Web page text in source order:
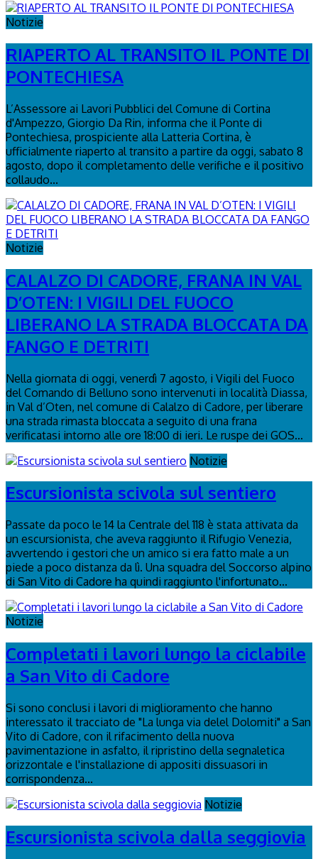
Notizie
RIAPERTO AL TRANSITO IL PONTE DI
PONTECHIESA
L’Assessore ai Lavori Pubblici del Comune di Cortina
d'Ampezzo, Giorgio Da Rin, informa che il Ponte di
Pontechiesa, prospiciente alla Latteria Cortina, è
ufficialmente riaperto al transito a partire da oggi, sabato 8
agosto, dopo il completamento delle verifiche e il positivo
collaudo...
Notizie
CALALZO DI CADORE, FRANA IN VAL
D’OTEN: I VIGILI DEL FUOCO
LIBERANO LA STRADA BLOCCATA DA
FANGO E DETRITI
Nella giornata di oggi, venerdì 7 agosto, i Vigili del Fuoco
del Comando di Belluno sono intervenuti in località Diassa,
in Val d’Oten, nel comune di Calalzo di Cadore, per liberare
una strada rimasta bloccata a seguito di una frana
verificatasi intorno alle ore 18:00 di ieri. Le ruspe dei GOS...
Notizie
Escursionista scivola sul sentiero
Passate da poco le 14 la Centrale del 118 è stata attivata da
un escursionista, che aveva raggiunto il Rifugio Venezia,
avvertendo i gestori che un amico si era fatto male a un
piede a poco distanza da lì. Una squadra del Soccorso alpino
di San Vito di Cadore ha quindi raggiunto l'infortunato...
Notizie
Completati i lavori lungo la ciclabile
a San Vito di Cadore
Si sono conclusi i lavori di miglioramento che hanno
interessato il tracciato de "La lunga via delel Dolomiti" a San
Vito di Cadore, con il rifacimento della nuova
pavimentazione in asfalto, il ripristino della segnaletica
orizzontale e l'installazione di appositi dissuasori in
corrispondenza...
Notizie
Escursionista scivola dalla seggiovia